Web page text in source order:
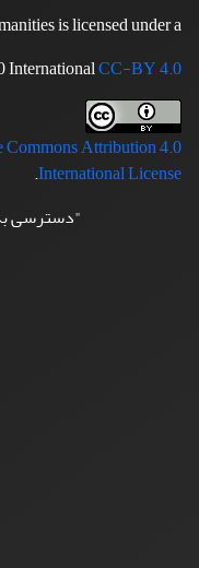
is licensed under a
InternationalCC-BY 4.0
Commons Attribution 4.0
International License
.
"دسترسی